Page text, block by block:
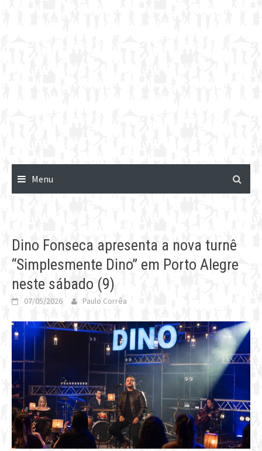
Menu
Dino Fonseca apresenta a nova turnê
“Simplesmente Dino” em Porto Alegre
neste sábado (9)
07/05/2026 Paulo Corrêa